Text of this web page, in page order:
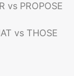
vs PROPOSE
vs THOSE